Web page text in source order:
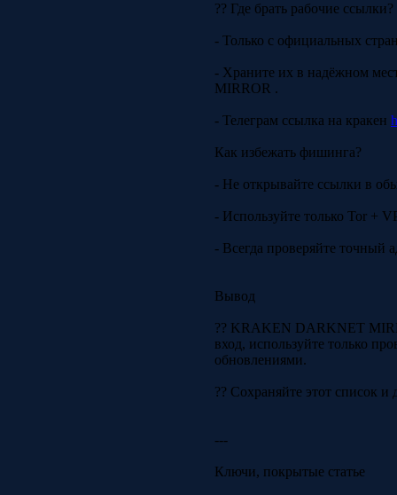
?? Где брать рабочие ссылки?
- Только с официальных
- Храните их в надёжном
MIRROR .
- Телеграм ссылка на кракен
Как избежать фишинга?
- Не открывайте ссылки в
- Используйте только Tor +
- Всегда проверяйте точный
Вывод
?? KRAKEN DARKNET
вход, используйте только
обновлениями.
?? Сохраняйте этот список и
---
Ключи, покрытые статье